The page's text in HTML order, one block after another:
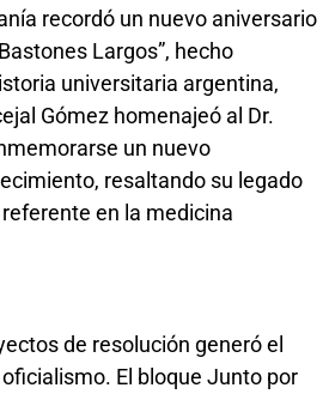
recordó un nuevo aniversario
Largos”, hecho
universitaria argentina,
Gómez homenajeó al Dr.
un nuevo
resaltando su legado
en la medicina
de resolución generó el
El bloque Junto por